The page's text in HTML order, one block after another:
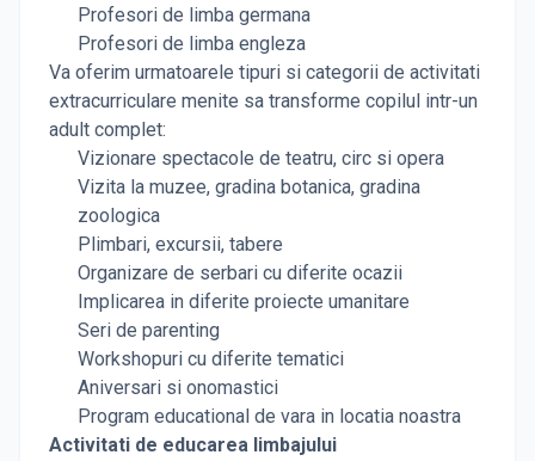
Profesori de limba germana
Profesori de limba engleza
Va oferim urmatoarele tipuri si categorii de activitati
extracurriculare menite sa transforme copilul intr-un
adult complet:
Vizionare spectacole de teatru, circ si opera
Vizita la muzee, gradina botanica, gradina
zoologica
Plimbari, excursii, tabere
Organizare de serbari cu diferite ocazii
Implicarea in diferite proiecte umanitare
Seri de parenting
Workshopuri cu diferite tematici
Aniversari si onomastici
Program educational de vara in locatia noastra
Activitati de educarea limbajului